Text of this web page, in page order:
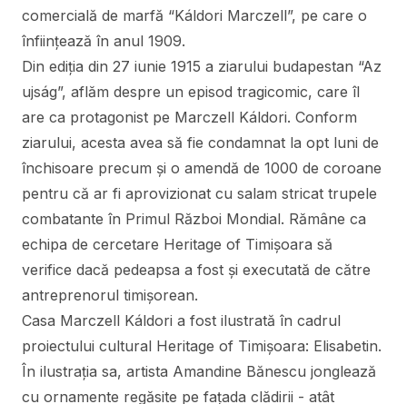
comercială de marfă “Káldori Marczell”, pe care o
înființează în anul 1909.
Din ediția din 27 iunie 1915 a ziarului budapestan “Az
ujság”, aflăm despre un episod tragicomic, care îl
are ca protagonist pe Marczell Káldori. Conform
ziarului, acesta avea să fie condamnat la opt luni de
închisoare precum și o amendă de 1000 de coroane
pentru că ar fi aprovizionat cu salam stricat trupele
combatante în Primul Război Mondial. Rămâne ca
echipa de cercetare Heritage of Timișoara să
verifice dacă pedeapsa a fost și executată de către
antreprenorul timișorean.
Casa Marczell Káldori a fost ilustrată în cadrul
proiectului cultural Heritage of Timișoara: Elisabetin.
În ilustrația sa, artista Amandine Bănescu jonglează
cu ornamente regăsite pe fațada clădirii - atât